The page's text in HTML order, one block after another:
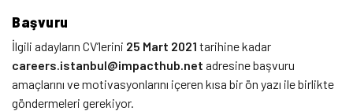
Başvuru
İlgili adayların CV’lerini 25 Mart 2021 tarihine kadar
careers.istanbul@impacthub.net adresine başvuru
amaçlarını ve motivasyonlarını içeren kısa bir ön yazı ile birlikte
göndermeleri gerekiyor.